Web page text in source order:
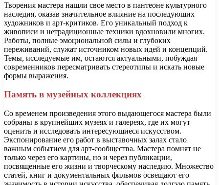
Творения мастера нашли свое место в пантеоне культурного
наследия, оказав значительное влияние на последующих
художников и арт-критиков. Его уникальный подход к
живописи и нетрадиционные техники вдохновили многих.
Работы, полные эмоциональной силы и глубоких
переживаний, служат источником новых идей и концепций.
Темы, исследуемые им, остаются актуальными, побуждая
современников пересматривать стереотипы и искать новые
формы выражения.
Память в музейных коллекциях
Со временем произведения этого выдающегося мастера были
собраны в крупнейших музеях и галереях, где их могут
оценить и исследовать интересующиеся искусством.
Экспонирование его работ в выставочных залах стало
важным событием для арт-сообщества. Мастера помнят не
только через его картины, но и через публикации,
посвященные его жизни и творческому наследию. Множество
статей, книг и документальных фильмов освещают его